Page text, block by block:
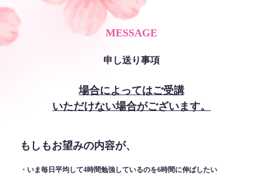
MESSAGE
申し送り事項
場合によってはご受講
いただけない場合がございます。
もしもお望みの内容が、
・いま毎日平均して4時間勉強しているのを6時間に伸ばしたい